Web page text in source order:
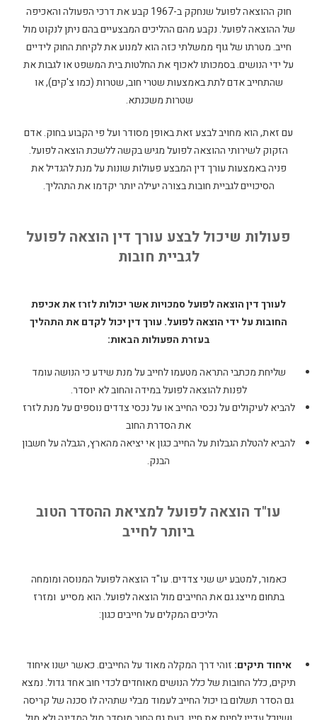
חוק ההוצאה לפועל שנחקק ב-1967 קבע את דרכי הפעולה והאכיפה
של ההוצאה לפועל. נקבע מהם ההליכים המבצעיים בהם ניתן לנקוט מול
חייב. מטרתו של גוף ממשלתי כזה הוא למנוע את לקיחת החוק לידיים
על ידי הנושים. בסמכותו לאכוף את החלטות בית המשפט או לגבות את
שהתחייב אדם לתת באמצעות שטרי חוב, שטרות (כמו צ'קים), או
שטרות משכנתא.
עם זאת, הוא מחויב לבצע זאת באופן מסודר ועל פי הקבוע בחוק. אדם
הזקוק לשירותי ההוצאה לפועל מגיש בקשה ללשכת הוצאה לפועל.
פניה באמצעות עורך דין המבצע פעולות שונות על מנת להגדיל את
הסיכויים לגביית חובות בצורה יעילה יותר יקדמו את התהליך.
פעולות שיכול לבצע עורך דין הוצאה לפועל
לגביית חובות
לעורך דין הוצאה לפועל סמכויות אשר יכולות לזרז את אכיפת
החובות על ידי הוצאה לפועל. עורך דין יכול לקדם את התהליך
בעזרת הפעולות הבאות:
שליחת מכתבי התראה מטעמו לחייב על מנת שידע כי הנושה עומד
לפנות להוצאה לפועל במידה והחוב לא יוסדר.
להביא לעיקולים על נכסי החייב או על נכסי צדדים נוספים על מנת לזרז
את הסדרת החוב
להביא להטלת הגבלות על החייב כגון אי יציאה מהארץ, הגבלה על חשבון
הבנק.
עו"ד הוצאה לפועל למציאת ההסדר הטוב
ביותר לחייב
כאמור, למטבע יש שני צדדים. עו"ד הוצאה לפועל המנוסה ומומחה
בתחום מייצג גם את החייבים מול הוצאה לפועל. הוא מסייע ומזרז
הליכים המקלים על חייבים כגון:
איחוד תיקים: זוהי דרך המקלה מאוד על החייבים. כאשר ישנו איחוד
תיקים, כלל החובות של כלל הנושים מאוחדים לכדי חוב אחד גדול. נמצא
גם הסדר תשלום בו יכול החייב לעמוד מבלי שתהיה לו סכנה של קריסה